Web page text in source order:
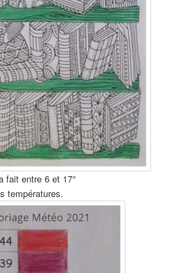
fait entre 6 et 17°
températures.